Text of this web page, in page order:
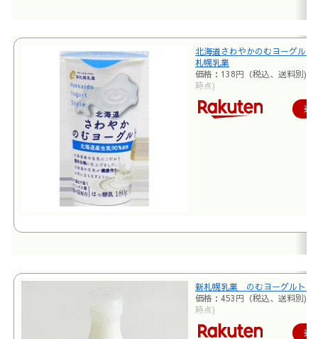
北海道さわやかのむヨーグ
札幌乳業
価格：138円（税込、送料別)
時点)
楽
新札幌乳業 のむヨーグルト
価格：453円（税込、送料別)
時点)
楽